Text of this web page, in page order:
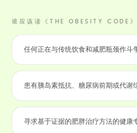
谁应该读《THE OBESITY CODE》
任何正在与传统饮食和减肥瓶颈作斗
患有胰岛素抵抗、糖尿病前期或代谢
寻求基于证据的肥胖治疗方法的健康